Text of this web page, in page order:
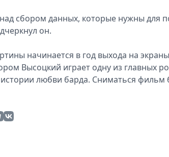
сбором данных, которые нужны для
он.
начинается в год выхода на
Высоцкий играет одну из главных
любви барда. Сниматься фильм